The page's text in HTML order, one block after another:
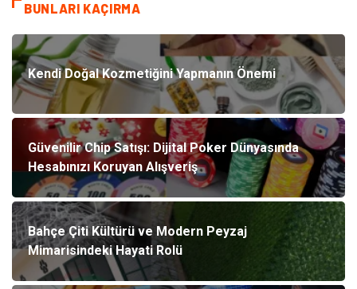
BUNLARI KAÇIRMA
Kendi Doğal Kozmetiğini Yapmanın Önemi
Güvenilir Chip Satışı: Dijital Poker Dünyasında
Hesabınızı Koruyan Alışveriş
Bahçe Çiti Kültürü ve Modern Peyzaj
Mimarisindeki Hayati Rolü